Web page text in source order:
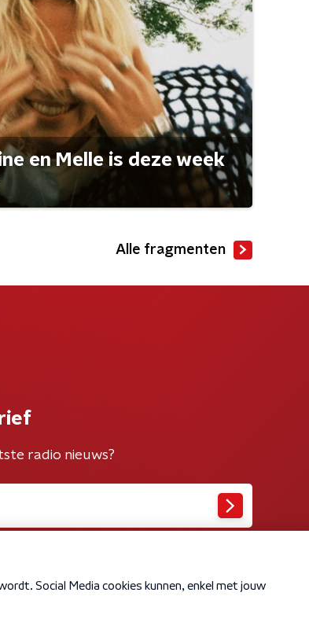
en Melle is deze week
Alle fragmenten
radio nieuws?